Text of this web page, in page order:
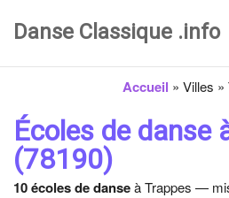
Danse Classique .info
Accueil » Villes »
Écoles de danse
(78190)
10 écoles de danseà Trappes —